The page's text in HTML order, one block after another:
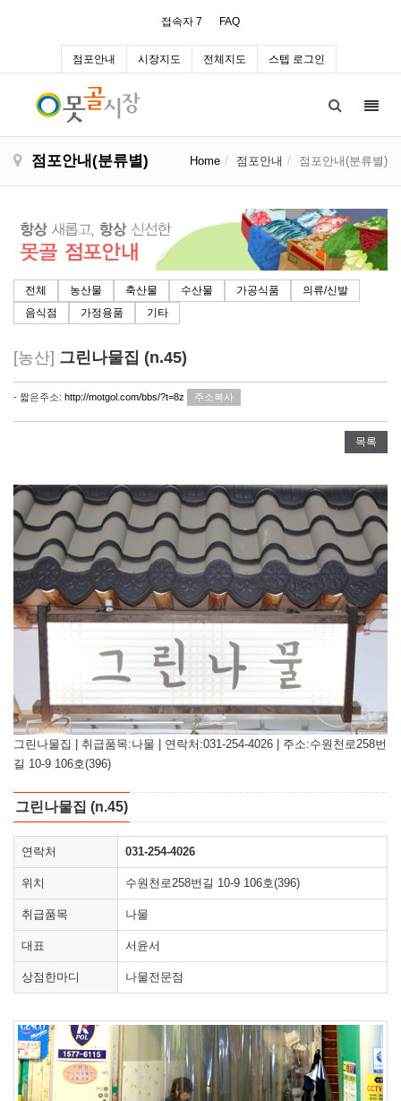
접속자 7 FAQ
점포안내 시장지도 전체지도 스텝 로그인
점포안내(분류별) Home 점포안내 점포안내(분류별)
전체 농산물 축산물 수산물 가공식품
의류/신발
음식점
가정용품 기타
[농산] 그린나물집 (n.45)
- 짧은주소: http://motgol.com/bbs/?t=8z 주소복사
목록
그린나물집 | 취급품목:나물 | 연락처:031-254-4026 | 주소:수원천로258번
길 10-9 106호(396)
그린나물집 (n.45)
연락처 031-254-4026
위치 수원천로258번길 10-9 106호(396)
취급품목 나물
대표 서윤서
상점한마디 나물전문점